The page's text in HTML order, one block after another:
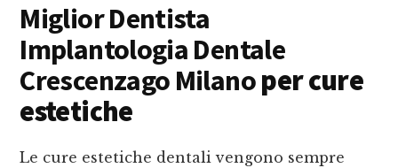
Miglior Dentista
Implantologia Dentale
Crescenzago Milanoper cure
estetiche
Le cure estetiche dentali vengono sempre